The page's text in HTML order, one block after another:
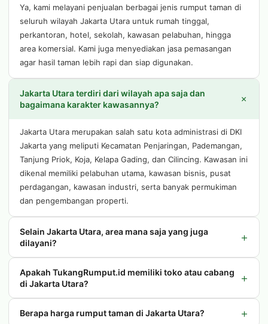
Ya, kami melayani penjualan berbagai jenis rumput taman di
seluruh wilayah Jakarta Utara untuk rumah tinggal,
perkantoran, hotel, sekolah, kawasan pelabuhan, hingga
area komersial. Kami juga menyediakan jasa pemasangan
agar hasil taman lebih rapi dan siap digunakan.
Jakarta Utara terdiri dari wilayah apa saja dan
bagaimana karakter kawasannya?
+
Jakarta Utara merupakan salah satu kota administrasi di DKI
Jakarta yang meliputi Kecamatan Penjaringan, Pademangan,
Tanjung Priok, Koja, Kelapa Gading, dan Cilincing. Kawasan ini
dikenal memiliki pelabuhan utama, kawasan bisnis, pusat
perdagangan, kawasan industri, serta banyak permukiman
dan pengembangan properti.
Selain Jakarta Utara, area mana saja yang juga
dilayani?
+
Apakah TukangRumput.id memiliki toko atau cabang
di Jakarta Utara?
+
Berapa harga rumput taman di Jakarta Utara? +